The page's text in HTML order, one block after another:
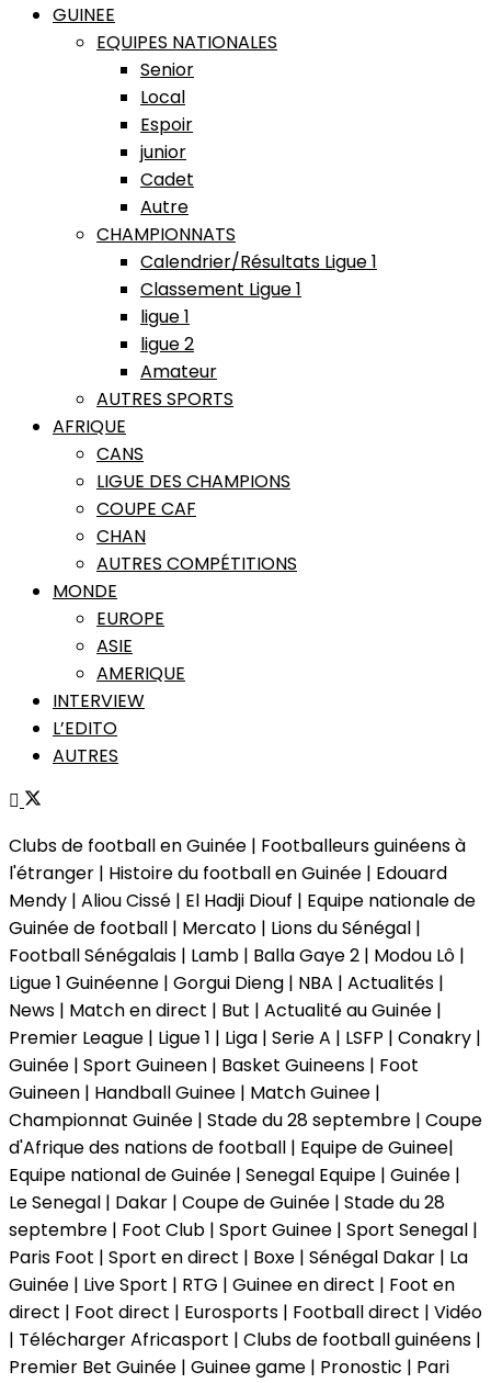
GUINEE
EQUIPES NATIONALES
Senior
Local
Espoir
junior
Cadet
Autre
CHAMPIONNATS
Calendrier/Résultats Ligue 1
Classement Ligue 1
ligue 1
ligue 2
Amateur
AUTRES SPORTS
AFRIQUE
CANS
LIGUE DES CHAMPIONS
COUPE CAF
CHAN
AUTRES COMPÉTITIONS
MONDE
EUROPE
ASIE
AMERIQUE
INTERVIEW
L’EDITO
AUTRES
Clubs de football en Guinée | Footballeurs guinéens à
l'étranger | Histoire du football en Guinée | Edouard
Mendy | Aliou Cissé | El Hadji Diouf | Equipe nationale de
Guinée de football | Mercato | Lions du Sénégal |
Football Sénégalais | Lamb | Balla Gaye 2 | Modou Lô |
Ligue 1 Guinéenne | Gorgui Dieng | NBA | Actualités |
News | Match en direct | But | Actualité au Guinée |
Premier League | Ligue 1 | Liga | Serie A | LSFP | Conakry |
Guinée | Sport Guineen | Basket Guineens | Foot
Guineen | Handball Guinee | Match Guinee |
Championnat Guinée | Stade du 28 septembre | Coupe
d'Afrique des nations de football | Equipe de Guinee|
Equipe national de Guinée | Senegal Equipe | Guinée |
Le Senegal | Dakar | Coupe de Guinée | Stade du 28
septembre | Foot Club | Sport Guinee | Sport Senegal |
Paris Foot | Sport en direct | Boxe | Sénégal Dakar | La
Guinée | Live Sport | RTG | Guinee en direct | Foot en
direct | Foot direct | Eurosports | Football direct | Vidéo
| Télécharger Africasport | Clubs de football guinéens |
Premier Bet Guinée | Guinee game | Pronostic | Pari